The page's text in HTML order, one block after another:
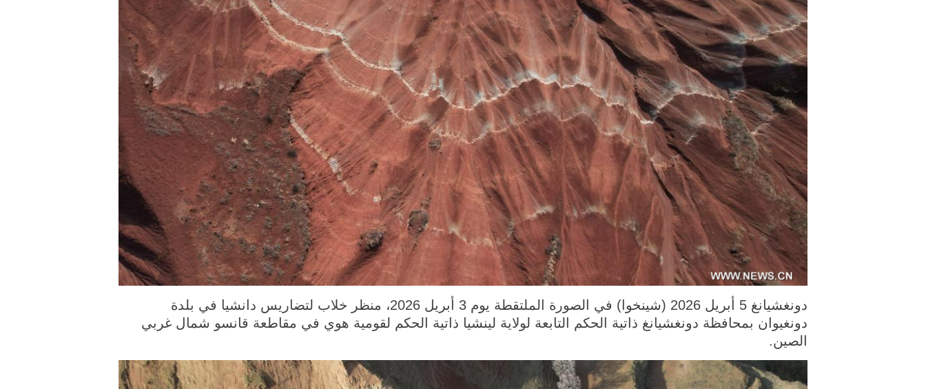
دونغشيانغ 5 أبريل 2026 (شينخوا) في الصورة الملتقطة يوم 3 أبريل 2026، منظر خلاب لتضاريس دانشيا في بلدة
دونغيوان بمحافظة دونغشيانغ ذاتية الحكم التابعة لولاية لينشيا ذاتية الحكم لقومية هوي في مقاطعة قانسو شمال غربي
الصين.